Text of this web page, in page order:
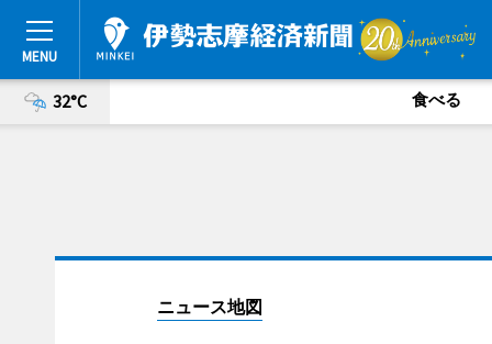
32°C 食べる
ニュース地図